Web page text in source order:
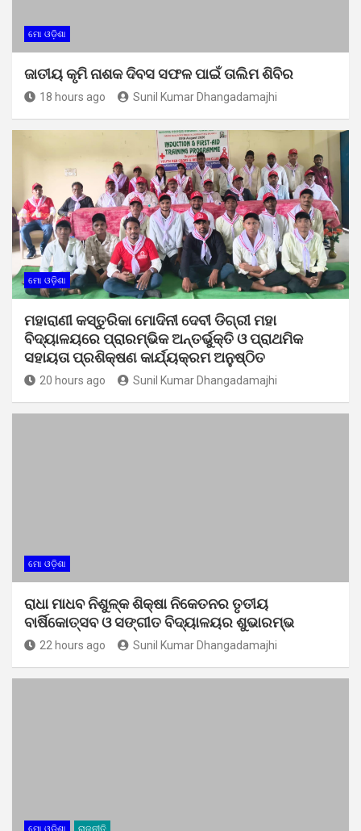
ମୋ ଓଡ଼ିଶା
ଜାତୀୟ କୃମି ନାଶକ ଦିବସ ସଫଳ ପାଇଁ ତାଲିମ ଶିବିର
18 hours ago Sunil Kumar Dhangadamajhi
ମୋ ଓଡ଼ିଶା
ମହାରାଣୀ କସ୍ତୁରିକା ମୋଦିନୀ ଦେବୀ ଡିଗ୍ରୀ ମହା
ବିଦ୍ୟାଳୟରେ ପ୍ରାରମ୍ଭିକ ଅନ୍ତର୍ଭୁକ୍ତି ଓ ପ୍ରାଥମିକ
ସହାୟତା ପ୍ରଶିକ୍ଷଣ କାର୍ଯ୍ୟକ୍ରମ ଅନୁଷ୍ଠିତ
20 hours ago Sunil Kumar Dhangadamajhi
ମୋ ଓଡ଼ିଶା
ରାଧା ମାଧବ ନିଶୁଳ୍କ ଶିକ୍ଷା ନିକେତନର ତୃତୀୟ
ବାର୍ଷିକୋତ୍ସବ ଓ ସଙ୍ଗୀତ ବିଦ୍ୟାଳୟର ଶୁଭାରମ୍ଭ
22 hours ago Sunil Kumar Dhangadamajhi
ମୋ ଓଡ଼ିଶା ରାଜନୀତି